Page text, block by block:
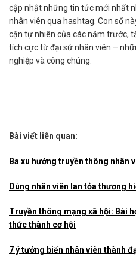
cập nhật những tin tức mới nhất
nhân viên qua hashtag. Con số
cận tự nhiên của các năm trước,
tích cực từ đại sứ nhân viên –
nghiệp và công chúng.
Bài viết liên quan:
Ba xu hướng truyền thông nhân
Dùng nhân viên lan tỏa thương
Truyền thông mạng xã hội: Bài
thức thành cơ hội
7 ý tưởng biến nhân viên thành